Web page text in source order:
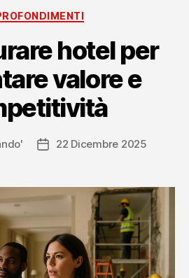
Categorie
hotel per
valore e
Data22 Dicembre 2025